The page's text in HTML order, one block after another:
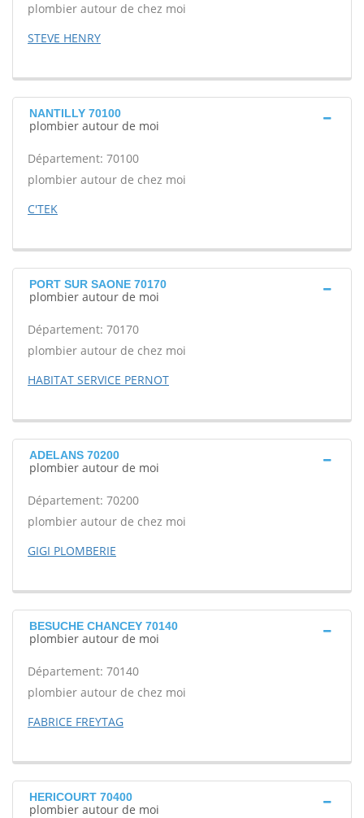
plombier autour de chez moi
STEVE HENRY
NANTILLY 70100
plombier autour de moi
Département: 70100
plombier autour de chez moi
C'TEK
PORT SUR SAONE 70170
plombier autour de moi
Département: 70170
plombier autour de chez moi
HABITAT SERVICE PERNOT
ADELANS 70200
plombier autour de moi
Département: 70200
plombier autour de chez moi
GIGI PLOMBERIE
BESUCHE CHANCEY 70140
plombier autour de moi
Département: 70140
plombier autour de chez moi
FABRICE FREYTAG
HERICOURT 70400
plombier autour de moi